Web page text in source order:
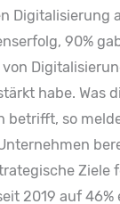
Digitalisierung
90%
habe. Was
betrifft, so
Ziele
2019 auf 46%